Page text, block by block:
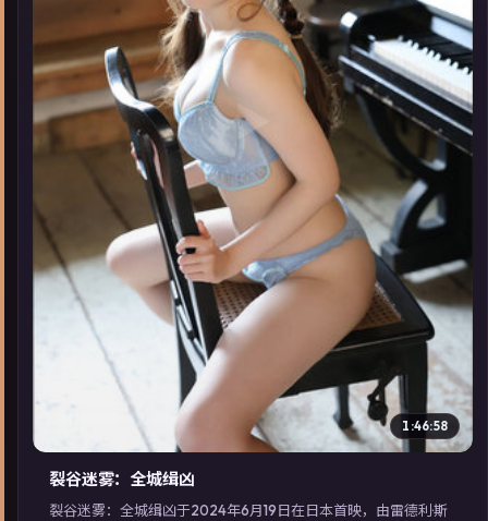
▶
1:46:58
裂谷迷雾：全城缉凶
裂谷迷雾：全城缉凶于2024年6月19日在日本首映，由雷德利·斯